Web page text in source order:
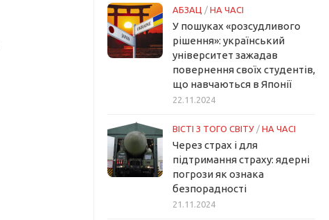
АБЗАЦ / НА ЧАСІ
У пошуках «розсудливого
рішення»: український
університет зажадав
повернення своїх студентів,
що навчаються в Японії
22.11.2024
ВІСТІ З ТОГО СВІТУ / НА ЧАСІ
Через страх і для
підтримання страху: ядерні
погрози як ознака
безпорадності
21.11.2024